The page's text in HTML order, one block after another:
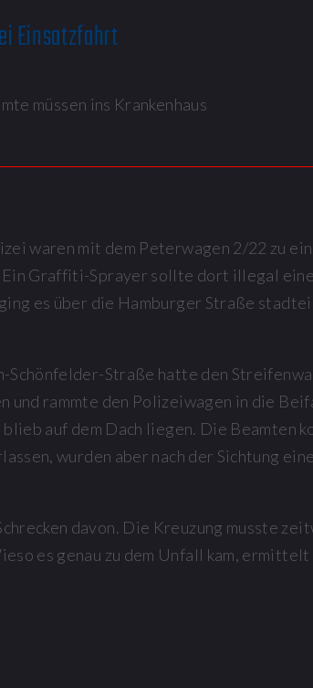
Einsatzfahrt
müssen ins Krankenhaus
waren mit dem Peterwagen 2/22 zu
Graffiti-Sprayer sollte dort illegal
es über die Hamburger Straße
Straße hatte den
und rammte den Polizeiwagen in die
auf dem Dach liegen. Die Beamten
wurden aber nach der Sichtung
davon. Die Kreuzung musste
es genau zu dem Unfall kam, ermittelt